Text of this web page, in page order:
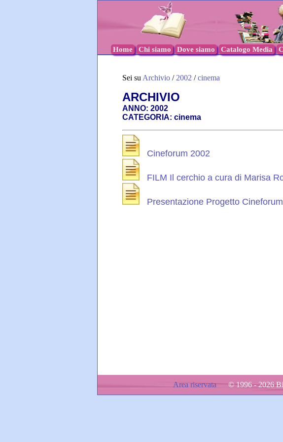
Home Chi siamo Dove siamo Catalogo Media
Sei su Archivio / 2002 /cinema
ARCHIVIO
ANNO: 2002
CATEGORIA: cinema
Cineforum 2002
FILM Il cerchio a cura di Marisa
Presentazione Progetto
Area riservata© 1996 - 2026